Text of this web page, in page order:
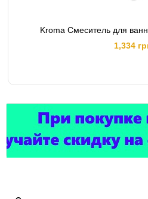
Kroma Смеситель для
1,334